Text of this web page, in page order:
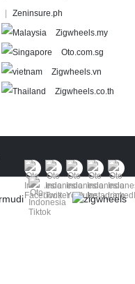
Zeninsure.ph
Zigwheels.my
Oto.com.sg
Zigwheels.vn
Zigwheels.co.th